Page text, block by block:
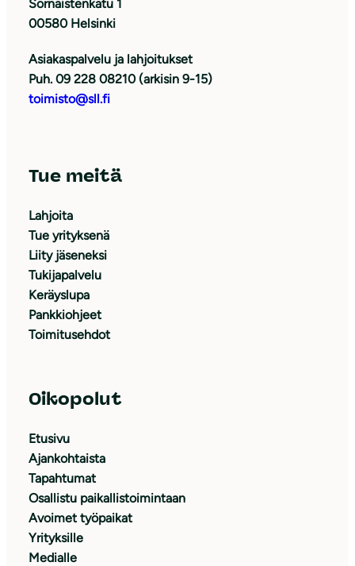
Sörnäistenkatu 1
00580 Helsinki
Asiakaspalvelu ja lahjoitukset
Puh. 09 228 08210 (arkisin 9-15)
toimisto@sll.fi
Tue meitä
Lahjoita
Tue yrityksenä
Liity jäseneksi
Tukijapalvelu
Keräyslupa
Pankkiohjeet
Toimitusehdot
Oikopolut
Etusivu
Ajankohtaista
Tapahtumat
Osallistu paikallistoimintaan
Avoimet työpaikat
Yrityksille
Medialle